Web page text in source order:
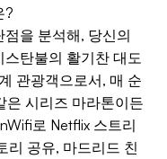
?
을 분석해, 당신의
탄불의 활기찬 대도
관광객으로서, 매 순
은 시리즈 마라톤이든
로 Netflix 스트리
리 공유, 마드리드 친